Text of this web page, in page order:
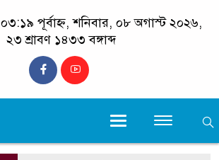
০৩:১৯ পূর্বাহ্ন, শনিবার, ০৮ অগাস্ট ২০২৬,
২৩ শ্রাবণ ১৪৩৩ বঙ্গাব্দ